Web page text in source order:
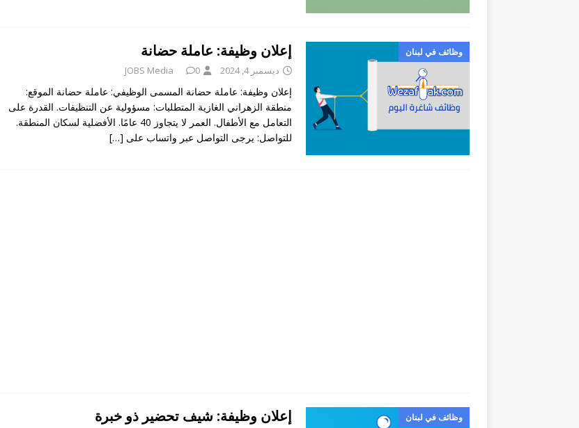
وظائف في لبنان إعلان وظيفة: عاملة حضانة
ديسمبر 4, 2024 JOBS Media 0
إعلان وظيفة: عاملة حضانة المسمى الوظيفي: عاملة حضانة الموقع:
منطقة الزهراني الغازية المتطلبات: مسؤولية عن التنظيفات. القدرة على
التعامل مع الأطفال. العمر لا يتجاوز 40 عامًا. الأفضلية لسكان المنطقة.
للتواصل: يرجى التواصل عبر واتساب على […]
وظائف في لبنان إعلان وظيفة: شيف تحضير ذو خبرة